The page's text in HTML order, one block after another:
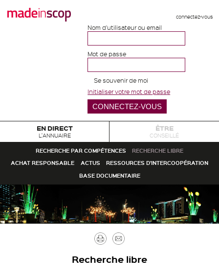
connectez-vous
Nom d'utilisateur ou email
Mot de passe
Se souvenir de moi
Initialiser votre mot de passe
EN DIRECT
L'ANNUAIRE
ÊTRE
CONSEILLÉ
RECHERCHE PAR COMPÉTENCES
RECHERCHE LIBRE
ACHAT RESPONSABLE
ACTUS
RESSOURCES D'INTERCOOPÉRATION
BASE DOCUMENTAIRE
Imprimer
Recherche libre